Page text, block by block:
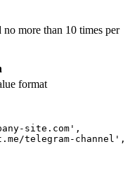
more than 10 times per
format
site.com',
telegram-channel',